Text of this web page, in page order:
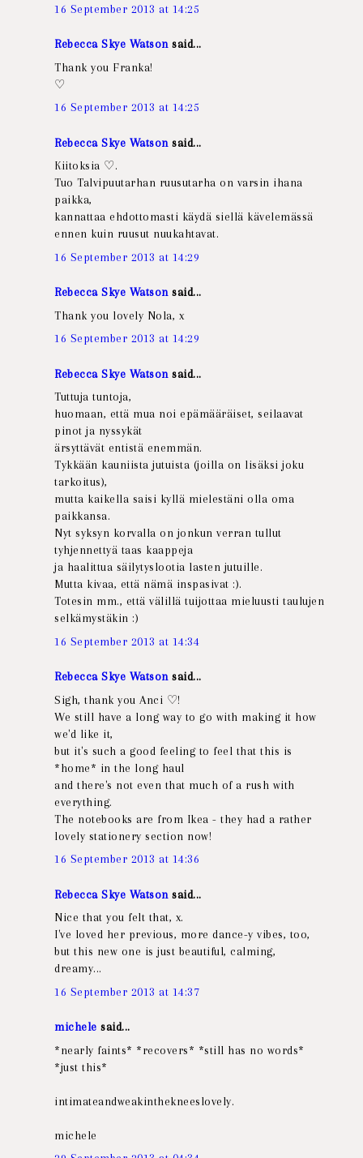
16 September 2013 at 14:25
Rebecca Skye Watsonsaid...
Thank you Franka!
♡
16 September 2013 at 14:25
Rebecca Skye Watson said...
Kiitoksia ♡.
Tuo Talvipuutarhan ruusutarha on varsin ihana
paikka,
kannattaa ehdottomasti käydä siellä kävelemässä
ennen kuin ruusut nuukahtavat.
16 September 2013 at 14:29
Rebecca Skye Watsonsaid...
Thank you lovely Nola, x
16 September 2013 at 14:29
Rebecca Skye Watson said...
Tuttuja tuntoja,
huomaan, että mua noi epämääräiset, seilaavat
pinot ja nyssykät
ärsyttävät entistä enemmän.
Tykkään kauniista jutuista (joilla on lisäksi joku
tarkoitus),
mutta kaikella saisi kyllä mielestäni olla oma
paikkansa.
Nyt syksyn korvalla on jonkun verran tullut
tyhjennettyä taas kaappeja
ja haalittua säilytyslootia lasten jutuille.
Mutta kivaa, että nämä inspasivat :).
Totesin mm., että välillä tuijottaa mieluusti taulujen
selkämystäkin :)
16 September 2013 at 14:34
Rebecca Skye Watsonsaid...
Sigh, thank you Anci ♡!
We still have a long way to go with making it how
we'd like it,
but it's such a good feeling to feel that this is
*home* in the long haul
and there's not even that much of a rush with
everything.
The notebooks are from Ikea - they had a rather
lovely stationery section now!
16 September 2013 at 14:36
Rebecca Skye Watson said...
Nice that you felt that, x.
I've loved her previous, more dance-y vibes, too,
but this new one is just beautiful, calming,
dreamy...
16 September 2013 at 14:37
michele said...
*nearly faints* *recovers* *still has no words*
*just this*
intimateandweakinthekneeslovely.
michele